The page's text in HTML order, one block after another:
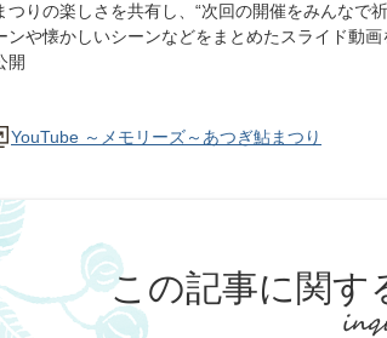
つりの楽しさを共有し、“次回の開催をみんなで
ンや懐かしいシーンなどをまとめたスライド動
開
YouTube ～メモリーズ～あつぎ鮎まつり
この記事に関す